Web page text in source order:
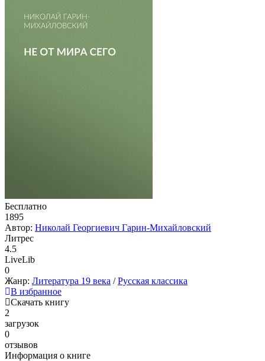
Бесплатно
1895
Автор: Николай Георгиевич Гарин-Михайловский
Литрес
4.5
LiveLib
0
Жанр: Литература 19 века /Русская классика
В избранное
Скачать книгу
2
загрузок
0
отзывов
Информация о книге